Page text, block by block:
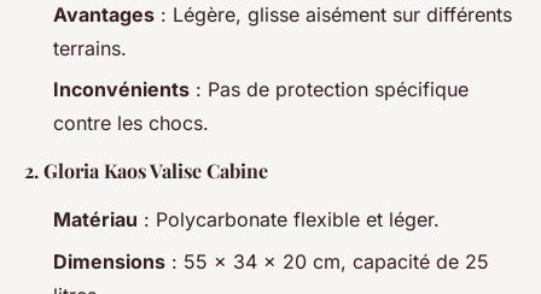
Avantages : Légère, glisse aisément sur différents
terrains.
Inconvénients : Pas de protection spécifique
contre les chocs.
2.Gloria Kaos Valise Cabine
Matériau : Polycarbonate flexible et léger.
Dimensions : 55 x 34 x 20 cm, capacité de 25